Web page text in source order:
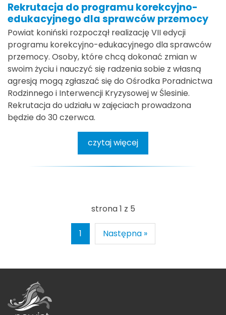
Rekrutacja do programu korekcyjno-
edukacyjnego dla sprawców przemocy
Powiat koniński rozpoczął realizację VII edycji
programu korekcyjno-edukacyjnego dla sprawców
przemocy. Osoby, które chcą dokonać zmian w
swoim życiu i nauczyć się radzenia sobie z własną
agresją mogą zgłaszać się do Ośrodka Poradnictwa
Rodzinnego i Interwencji Kryzysowej w Ślesinie.
Rekrutacja do udziału w zajęciach prowadzona
będzie do 30 czerwca.
czytaj więcej
strona 1 z 5
1 Następna »